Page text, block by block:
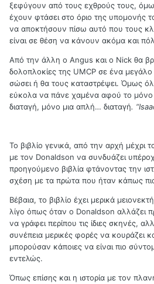
ξεφύγουν από τους εχθρούς τους,
έχουν φτάσει στο όριο της υπομονής
να αποκτήσουν πίσω αυτό που τους
είναι σε θέση να κάνουν ακόμα και
Από την άλλη ο Angus και ο Nick θα
δολοπλοκίες της UMCP σε ένα
σώσει ή θα τους καταστρέψει. Όμως
εύκολα να πάνε χαμένα αφού το μόνο
διαταγή, μόνο μια απλή… διαταγή. “
Το βιβλίο γενικά, από την αρχή μέχρι
με τον Donaldson να συνδυάζει
προηγούμενο βιβλία φτάνοντας την
σχέση με τα πρώτα που ήταν κάπως
Βέβαια, το βιβλίο έχει μερικά
λίγο όπως όταν ο Donaldson αλλάζει
να γράφει περίπου τις ίδιες σκηνές,
συνέπεια μερικές φορές να κουράζει
μπορούσαν κάποιες να είναι πιο
εντελώς.
Όπως επίσης και η ιστορία με τον